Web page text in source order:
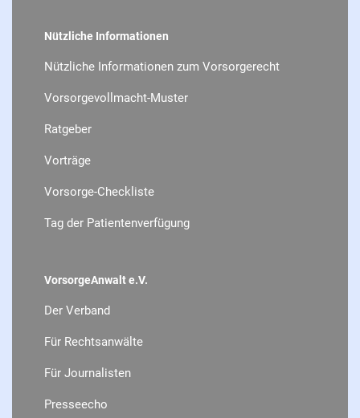
Nützliche Informationen
Nützliche Informationen zum Vorsorgerecht
Vorsorgevollmacht-Muster
Ratgeber
Vorträge
Vorsorge-Checkliste
Tag der Patientenverfügung
VorsorgeAnwalt e.V.
Der Verband
Für Rechtsanwälte
Für Journalisten
Presseecho